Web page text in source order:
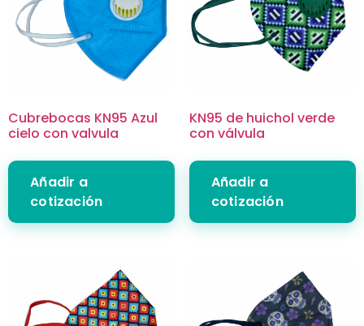
Cubrebocas KN95 Azul
cielo con valvula
Añadir a
cotización
KN95 de huichol verde
con válvula
Añadir a
cotización